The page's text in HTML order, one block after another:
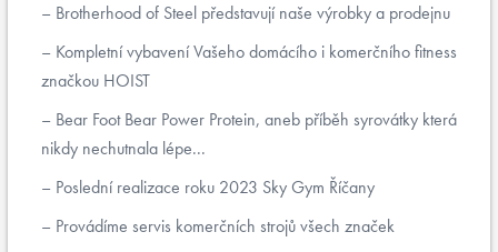
Brotherhood of Steel představují naše výrobky a prodejnu
Kompletní vybavení Vašeho domácího i komerčního fitness
značkou HOIST
Bear Foot Bear Power Protein, aneb příběh syrovátky která
nikdy nechutnala lépe...
Poslední realizace roku 2023 Sky Gym Říčany
Provádíme servis komerčních strojů všech značek